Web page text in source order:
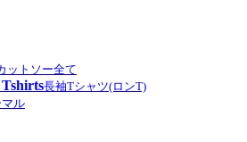
ットソー全て
Tshirts長袖Tシャツ(ロンT)
ル